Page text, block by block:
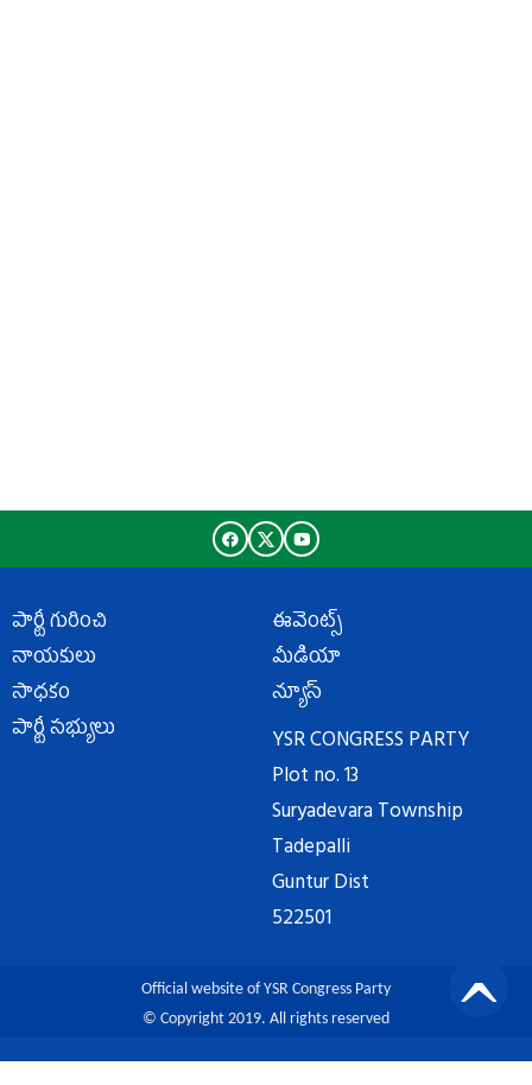
పార్టీ గురించి
నాయకులు
సాధకం
పార్టీ సభ్యులు
ఈవెంట్స్
మీడియా
న్యూస్
YSR CONGRESS PARTY
Plot no. 13
Suryadevara Township
Tadepalli
Guntur Dist
522501
Official website of YSR Congress Party
© Copyright 2019. All rights reserved